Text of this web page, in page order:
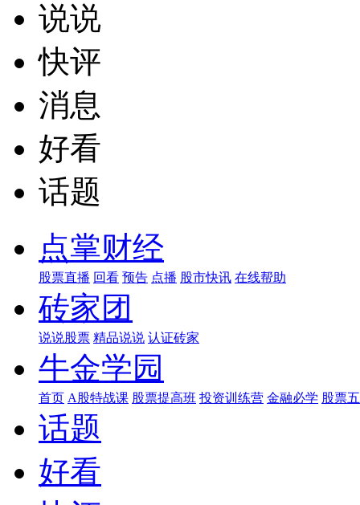
说说
快评
消息
好看
话题
点掌财经
股票直播 回看 预告 点播 股市快讯 在线帮助
砖家团
说说股票 精品说说 认证砖家
牛金学园
首页 A股特战课 股票提高班 投资训练营 金融必学 股票
话题
好看